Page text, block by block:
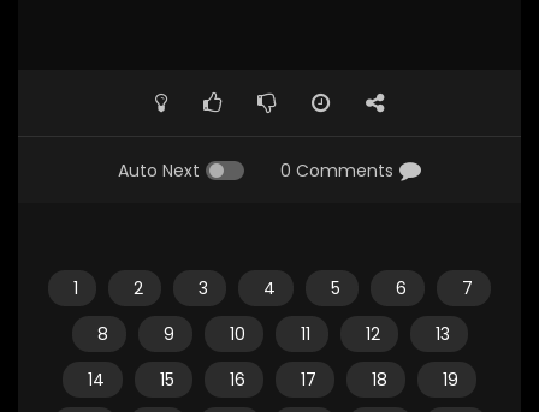
Auto Next 0 Comments
1 2 3 4 5 6
7
8
9 10 11 12
13
14
15 16 17 18
19